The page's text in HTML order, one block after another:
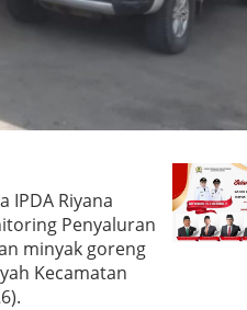
IPDA Riyana
Penyaluran
minyak goreng
Kecamatan